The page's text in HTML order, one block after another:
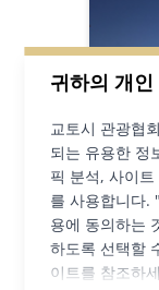
귀하의 개
교토시 관광협
되는 유용한 정
픽 분석, 사이
를 사용합니다.
용에 동의하는
하도록 선택할
이트를 참조하
교
역
교